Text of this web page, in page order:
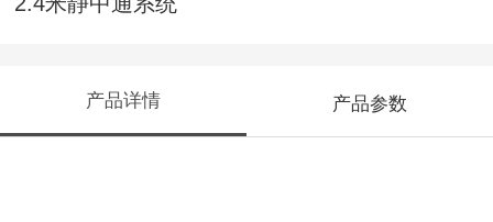
产品详情 产品参数